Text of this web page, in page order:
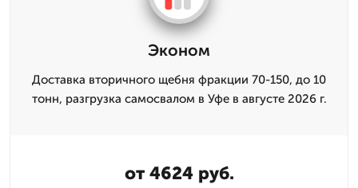
Эконом
Доставка вторичного щебня фракции 70-150, до 10
тонн, разгрузка самосвалом в Уфе в августе 2026 г.
от 4624 руб.